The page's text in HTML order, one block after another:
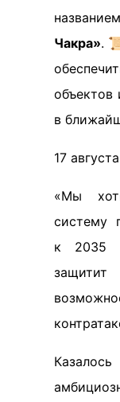
Чакра».
объектов
в
17
«Мы
систему
к 2035